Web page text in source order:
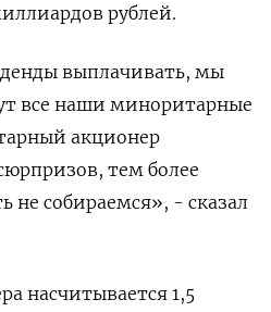
рублей.
выплачивать, мы
все наши миноритарные
акционер
тем более
не собираемся», - сказал
насчитывается 1,5